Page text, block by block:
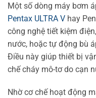
Một số dòng máy bơm
Pentax ULTRA V hay
công nghệ tiết kiệm
nước, hoặc tự động bù
Điều này giúp thiết bị
chế cháy mô-tơ do cạn
Nhờ cơ chế hoạt động